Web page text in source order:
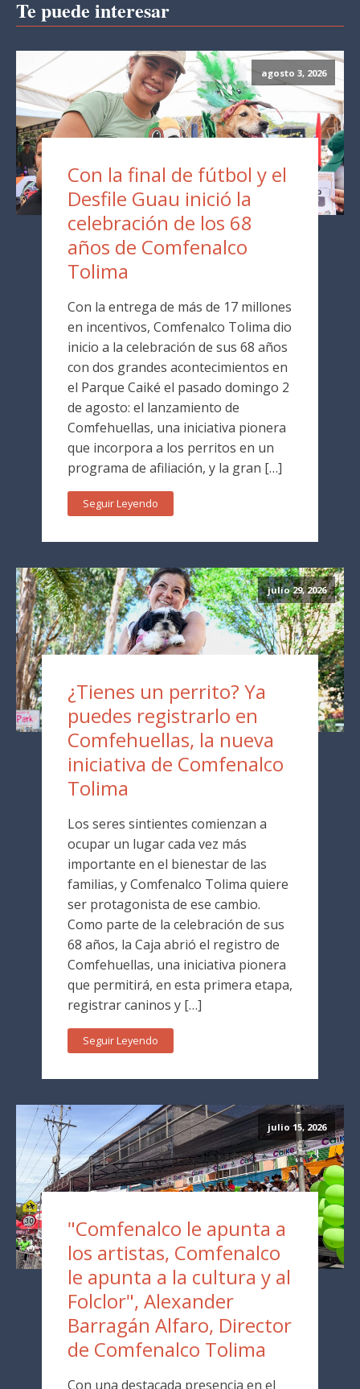
Te puede interesar
agosto 3, 2026
Con la final de fútbol y el
Desfile Guau inició la
celebración de los 68
años de Comfenalco
Tolima
Con la entrega de más de 17 millones
en incentivos, Comfenalco Tolima dio
inicio a la celebración de sus 68 años
con dos grandes acontecimientos en
el Parque Caiké el pasado domingo 2
de agosto: el lanzamiento de
Comfehuellas, una iniciativa pionera
que incorpora a los perritos en un
programa de afiliación, y la gran […]
Seguir Leyendo
julio 29, 2026
¿Tienes un perrito? Ya
puedes registrarlo en
Comfehuellas, la nueva
iniciativa de Comfenalco
Tolima
Los seres sintientes comienzan a
ocupar un lugar cada vez más
importante en el bienestar de las
familias, y Comfenalco Tolima quiere
ser protagonista de ese cambio.
Como parte de la celebración de sus
68 años, la Caja abrió el registro de
Comfehuellas, una iniciativa pionera
que permitirá, en esta primera etapa,
registrar caninos y […]
Seguir Leyendo
julio 15, 2026
"Comfenalco le apunta a
los artistas, Comfenalco
le apunta a la cultura y al
Folclor", Alexander
Barragán Alfaro, Director
de Comfenalco Tolima
Con una destacada presencia en el